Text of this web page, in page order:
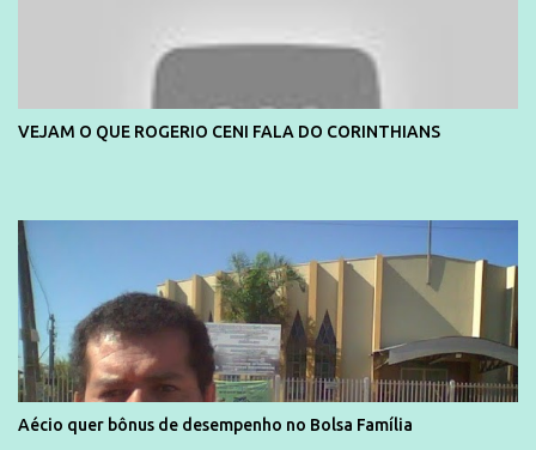
VEJAM O QUE ROGERIO CENI FALA DO CORINTHIANS
Aécio quer bônus de desempenho no Bolsa Família